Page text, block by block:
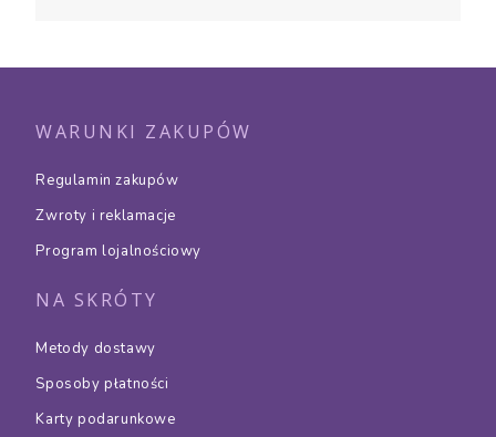
WARUNKI ZAKUPÓW
Regulamin zakupów
Zwroty i reklamacje
Program lojalnościowy
NA SKRÓTY
Metody dostawy
Sposoby płatności
Karty podarunkowe